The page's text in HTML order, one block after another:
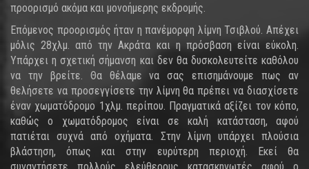
προορισμό ακόμα και μονοήμερης εκδρομής.
Επόμενος προορισμός ήταν η πανέμορφη λίμνη Τσιβλού. Απέχει
μόλις 28χλμ. από την Ακράτα και η πρόσβαση είναι εύκολη.
Υπάρχει η σχετική σήμανση και δεν θα δυσκολευτείτε καθόλου
να την βρείτε. Θα θέλαμε να σας επισημάνουμε πως αν
θελήσετε να προσεγγίσετε την λίμνη θα πρέπει να διασχίσετε
έναν χωματόδρομο 1χλμ. περίπου. Πραγματικά αξίζει τον κόπο,
καθώς ο χωματόδρομος είναι σε καλή κατάσταση, αφού
πατιέται συχνά από οχήματα. Στην λίμνη υπάρχει πλούσια
βλάστηση, όπως και στην ευρύτερη περιοχή. Εκεί θα